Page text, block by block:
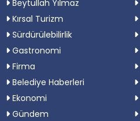
Beytullah Yılmaz
Kırsal Turizm
Sürdürülebilirlik
Gastronomi
Firma
Belediye Haberleri
Ekonomi
Gündem